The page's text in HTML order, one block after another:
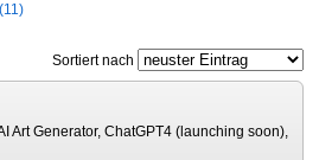
Sortiert nach
Art Generator, ChatGPT4 (launching soon),